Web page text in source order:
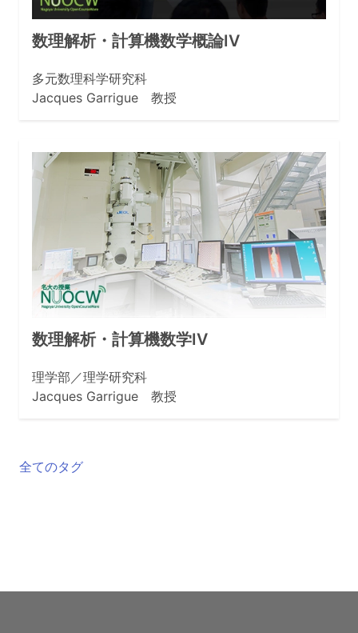
数理解析・計算機数学概論IV
多元数理科学研究科
Jacques Garrigue 教授
数理解析・計算機数学IV
理学部／理学研究科
Jacques Garrigue 教授
全てのタグ